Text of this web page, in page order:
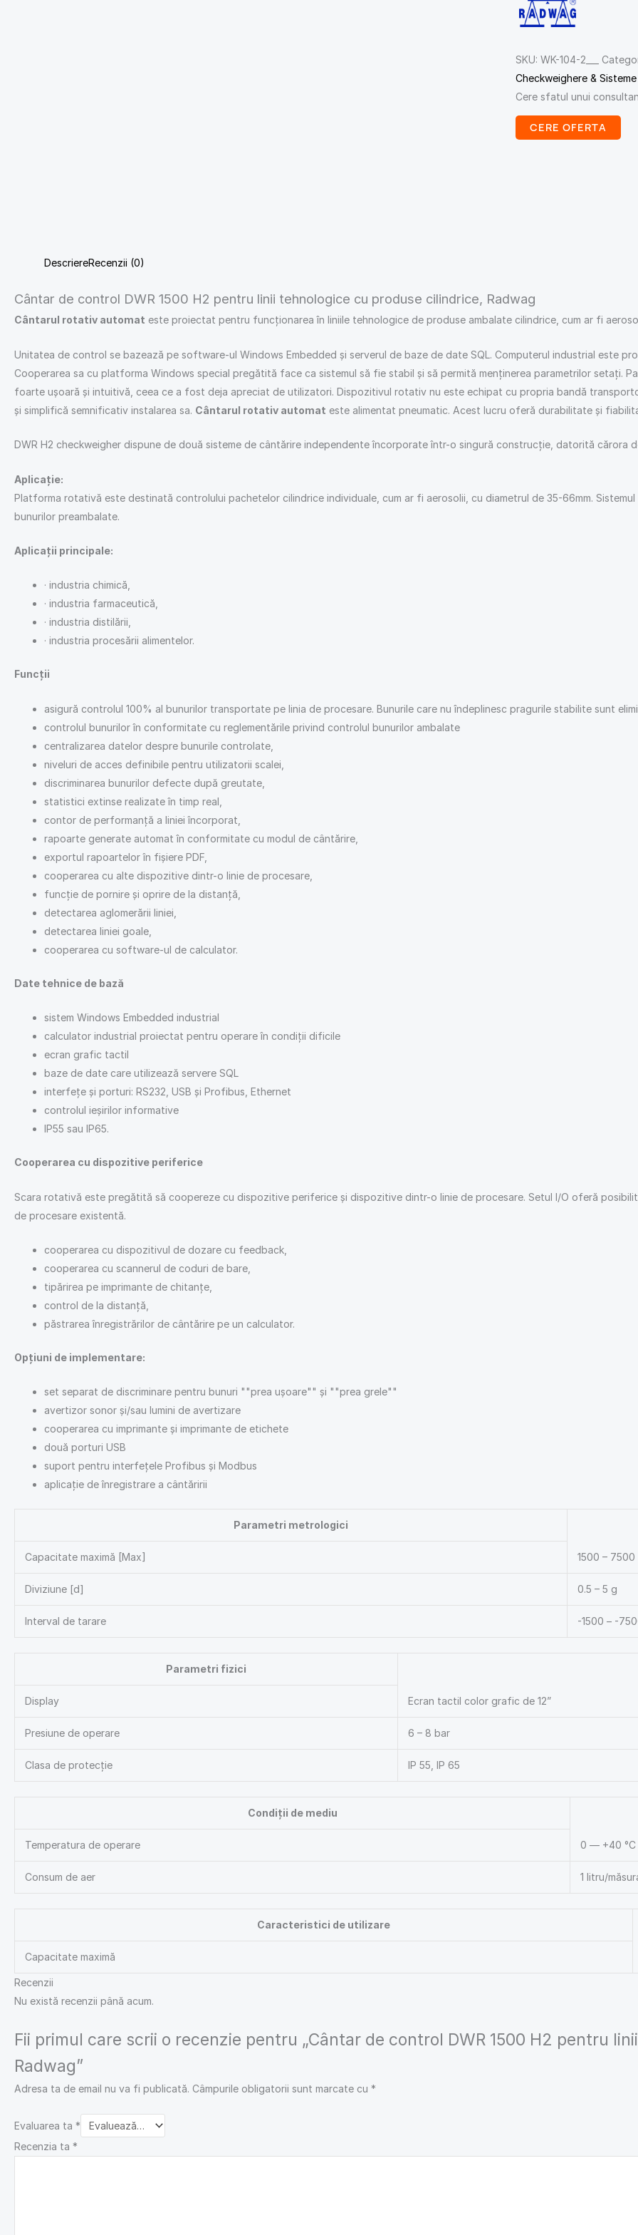
SKU:WK-104-2___
Checkweighere &
Cere sfatul unui
CERE OFERTA
DescriereRecenzii (0)
Cântar de control DWR 1500 H2 pentru linii tehnologice cu produse cilindrice, Radwag
Cântarul rotativ automat este proiectat pentru funcționarea în liniile tehnologice de produse ambalate cilindrice, cum ar fi
Unitatea de control se bazează pe software-ul Windows Embedded și serverul de baze de date SQL. Computerul industrial este
Cooperarea sa cu platforma Windows special pregătită face ca sistemul să fie stabil și să permită menținerea parametrilor setați.
foarte ușoară și intuitivă, ceea ce a fost deja apreciat de utilizatori. Dispozitivul rotativ nu este echipat cu propria bandă
și simplifică semnificativ instalarea sa. Cântarul rotativ automat este alimentat pneumatic. Acest lucru oferă durabilitate și
DWR H2 checkweigher dispune de două sisteme de cântărire independente încorporate într-o singură construcție, datorită cărora
Aplicație:
Platforma rotativă este destinată controlului pachetelor cilindrice individuale, cum ar fi aerosolii, cu diametrul de 35-66mm.
bunurilor preambalate.
Aplicații principale:
· industria chimică,
· industria farmaceutică,
· industria distilării,
· industria procesării alimentelor.
Funcții
asigură controlul 100% al bunurilor transportate pe linia de procesare. Bunurile care nu îndeplinesc pragurile stabilite sunt
controlul bunurilor în conformitate cu reglementările privind controlul bunurilor ambalate
centralizarea datelor despre bunurile controlate,
niveluri de acces definibile pentru utilizatorii scalei,
discriminarea bunurilor defecte după greutate,
statistici extinse realizate în timp real,
contor de performanță a liniei încorporat,
rapoarte generate automat în conformitate cu modul de cântărire,
exportul rapoartelor în fișiere PDF,
cooperarea cu alte dispozitive dintr-o linie de procesare,
funcție de pornire și oprire de la distanță,
detectarea aglomerării liniei,
detectarea liniei goale,
cooperarea cu software-ul de calculator.
Date tehnice de bază
sistem Windows Embedded industrial
calculator industrial proiectat pentru operare în condiții dificile
ecran grafic tactil
baze de date care utilizează servere SQL
interfețe și porturi: RS232, USB și Profibus, Ethernet
controlul ieșirilor informative
IP55 sau IP65.
Cooperarea cu dispozitive periferice
Scara rotativă este pregătită să coopereze cu dispozitive periferice și dispozitive dintr-o linie de procesare. Setul I/O oferă
de procesare existentă.
cooperarea cu dispozitivul de dozare cu feedback,
cooperarea cu scannerul de coduri de bare,
tipărirea pe imprimante de chitanțe,
control de la distanță,
păstrarea înregistrărilor de cântărire pe un calculator.
Opțiuni de implementare:
set separat de discriminare pentru bunuri ""prea ușoare"" și ""prea grele""
avertizor sonor și/sau lumini de avertizare
cooperarea cu imprimante și imprimante de etichete
două porturi USB
suport pentru interfețele Profibus și Modbus
aplicație de înregistrare a cântăririi
Parametri metrologici
Capacitate maximă [Max] 1500 – 7500
Diviziune [d] 0.5 – 5 g
Interval de tarare -1500 – -
Parametri fizici
Display Ecran tactil color grafic de 12”
Presiune de operare 6 – 8 bar
Clasa de protecție IP 55, IP 65
Condiții de mediu
Temperatura de operare 0 — +40 °C
Consum de aer 1 litru/
Caracteristici de utilizare
Capacitate maximă
Recenzii
Nu există recenzii până acum.
Fii primul care scrii o recenzie pentru „Cântar de control DWR 1500 H2 pentru
Radwag”
Adresa ta de email nu va fi publicată. Câmpurile obligatorii sunt marcate cu *
Evaluarea ta *
Recenzia ta *